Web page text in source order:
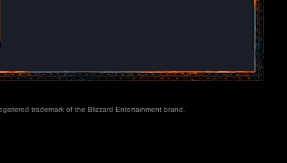
trademark of the Blizzard Entertainment brand.